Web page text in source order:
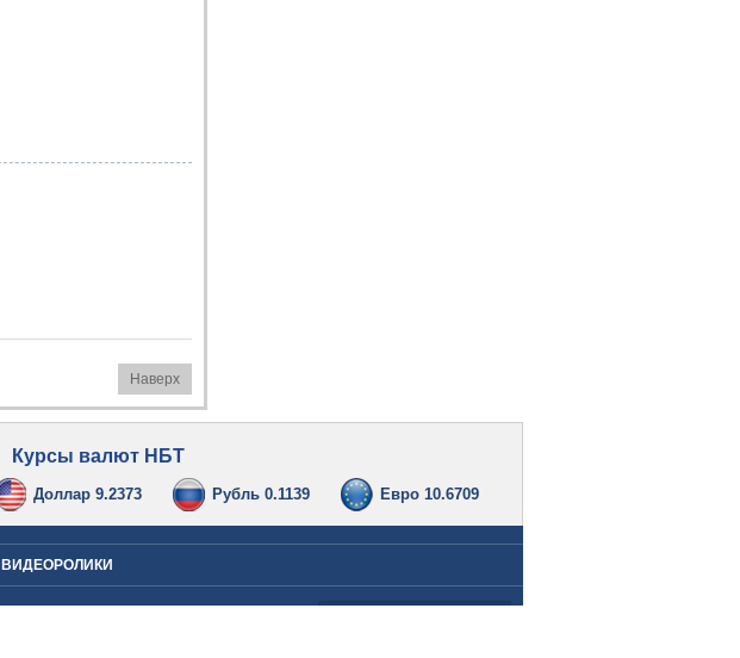
Наверх
Курсы валют НБТ
Евро 10.6709
Рубль 0.1139
Доллар 9.2373
ВИДЕОРОЛИКИ